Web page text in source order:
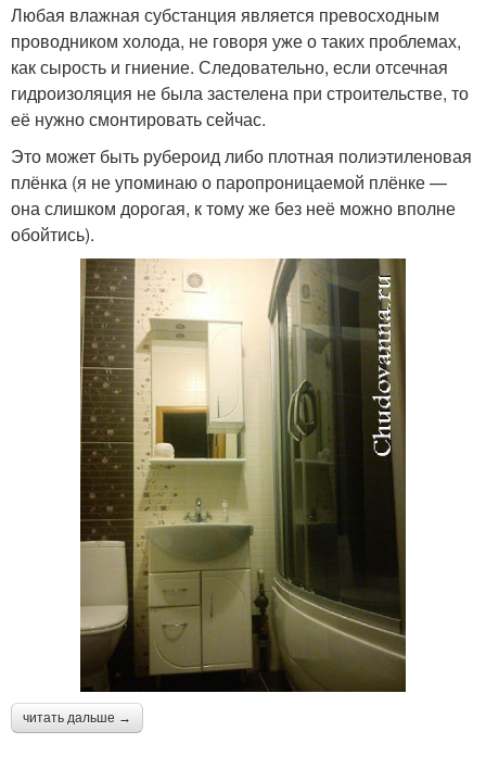
Любая влажная субстанция является превосходным
проводником холода, не говоря уже о таких проблемах,
как сырость и гниение. Следовательно, если отсечная
гидроизоляция не была застелена при строительстве, то
её нужно смонтировать сейчас.
Это может быть рубероид либо плотная полиэтиленовая
плёнка (я не упоминаю о паропроницаемой плёнке —
она слишком дорогая, к тому же без неё можно вполне
обойтись).
читать дальше →